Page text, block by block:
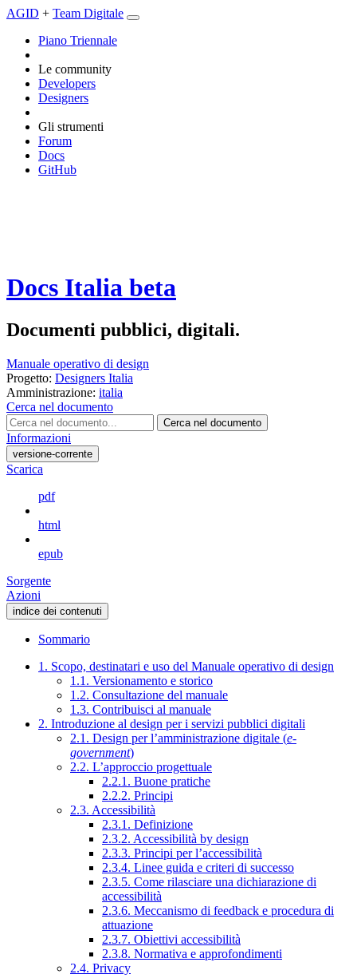
AGID + Team Digitale
Piano Triennale
Le community
Developers
Designers
Gli strumenti
Forum
Docs
GitHub
Docs Italia beta
Documenti pubblici, digitali.
Manuale operativo di design
Progetto: Designers Italia
Amministrazione: italia
Cerca nel documento
Cerca nel documento
Informazioni
versione-corrente
Scarica
pdf
html
epub
Sorgente
Azioni
indice dei contenuti
Sommario
1. Scopo, destinatari e uso del Manuale operativo di design
1.1. Versionamento e storico
1.2. Consultazione del manuale
1.3. Contribuisci al manuale
2. Introduzione al design per i servizi pubblici digitali
2.1. Design per l’amministrazione digitale (e-
government)
2.2. L’approccio progettuale
2.2.1. Buone pratiche
2.2.2. Principi
2.3. Accessibilità
2.3.1. Definizione
2.3.2. Accessibilità by design
2.3.3. Principi per l’accessibilità
2.3.4. Linee guida e criteri di successo
2.3.5. Come rilasciare una dichiarazione di
accessibilità
2.3.6. Meccanismo di feedback e procedura di
attuazione
2.3.7. Obiettivi accessibilità
2.3.8. Normativa e approfondimenti
2.4. Privacy